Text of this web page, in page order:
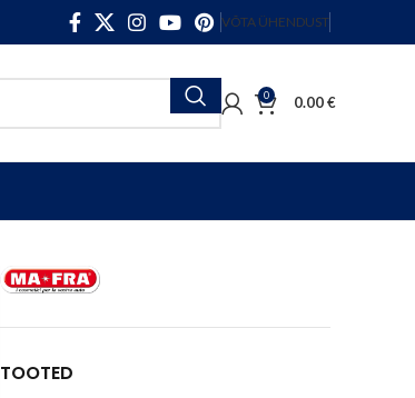
VÕTA ÜHENDUST
0 0.00€
TOOTED